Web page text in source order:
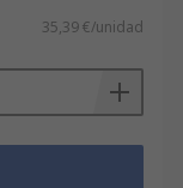
35,39 €/unidad